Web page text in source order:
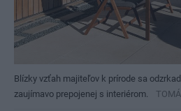
Blízky vzťah majiteľov k prírode sa
zaujímavo prepojenej s interiérom.